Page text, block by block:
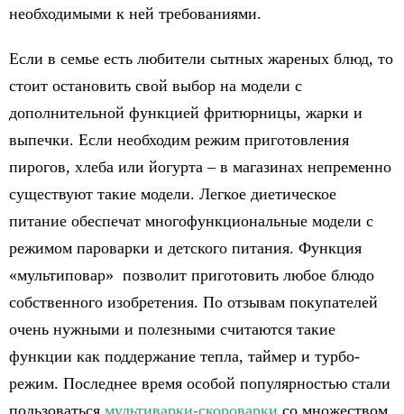
необходимыми к ней требованиями.
Если в семье есть любители сытных жареных блюд, то
стоит остановить свой выбор на модели с
дополнительной функцией фритюрницы, жарки и
выпечки. Если необходим режим приготовления
пирогов, хлеба или йогурта – в магазинах непременно
существуют такие модели. Легкое диетическое
питание обеспечат многофункциональные модели с
режимом пароварки и детского питания. Функция
«мультиповар» позволит приготовить любое блюдо
собственного изобретения. По отзывам покупателей
очень нужными и полезными считаются такие
функции как поддержание тепла, таймер и турбо-
режим. Последнее время особой популярностью стали
пользоваться мультиварки-скороварки со множеством